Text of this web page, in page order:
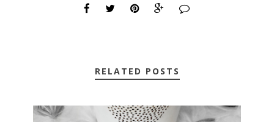
RELATED POSTS